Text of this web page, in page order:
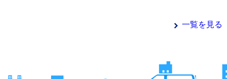
一覧を見る